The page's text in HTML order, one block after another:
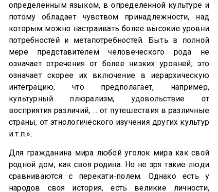
определенным языком, в определенной культуре и
потому обладает чувством принадлежности, над
которым можно настраивать более высокие уровни
потребностей и метапотребностей. Быть в полной
мере представителем человеческого рода не
означает отречения от более низких уровней; это
означает скорее их включение в иерархическую
интеграцию, что предполагает, например,
культурный плюрализм, удовольствие от
восприятия различий, … от путешествия в различные
страны, от этнологического изучения других культур
и т.п.».
Для гражданина мира любой уголок мира как свой
родной дом, как своя родина. Но не зря такие люди
сравниваются с перекати-полем. Однако есть у
народов своя история, есть великие личности,